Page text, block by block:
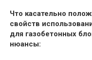
Что касательно
свойств
для газобетонных
нюансы: